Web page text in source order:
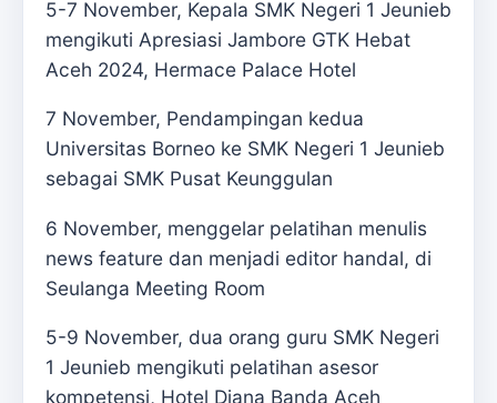
5-7 November, Kepala SMK Negeri 1 Jeunieb
mengikuti Apresiasi Jambore GTK Hebat
Aceh 2024, Hermace Palace Hotel
7 November, Pendampingan kedua
Universitas Borneo ke SMK Negeri 1 Jeunieb
sebagai SMK Pusat Keunggulan
6 November, menggelar pelatihan menulis
news feature dan menjadi editor handal, di
Seulanga Meeting Room
5-9 November, dua orang guru SMK Negeri
1 Jeunieb mengikuti pelatihan asesor
kompetensi, Hotel Diana Banda Aceh